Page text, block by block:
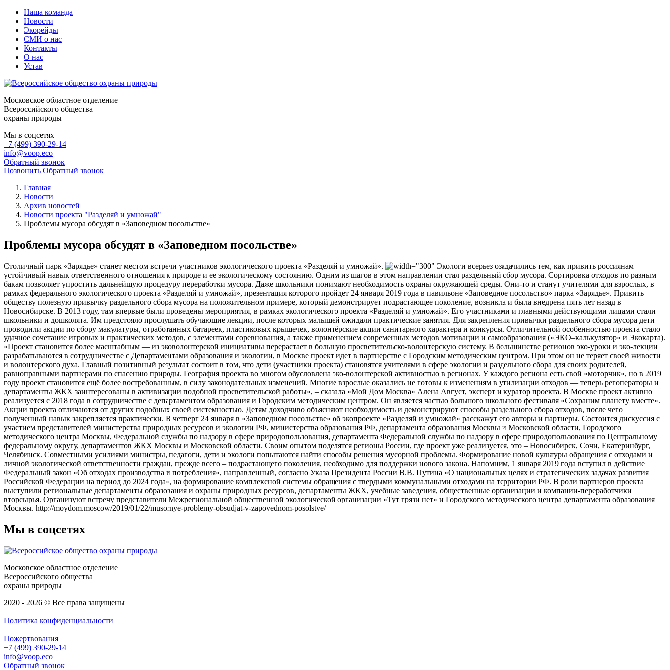
Наша команда
Новости
Экорейды
СМИ о нас
Контакты
О нас
Устав
Московское областное отделение
Всероссийского общества
охраны природы
Мы в соцсетях
+7 (499) 390-29-14
info@voop.eco
Обратный звонок
Позвонить Обратный звонок
Главная
Новости
Архив новостей
Новости проекта "Разделяй и умножай"
Проблемы мусора обсудят в «Заповедном посольстве»
Проблемы мусора обсудят в «Заповедном посольстве»
Столичный парк «Зарядье» станет местом встречи участников экологического проекта «Разделяй и умножай».
Экологи всерьез озадачились тем, как привить россиянам
устойчивый навык ответственного отношения к природе и ее экологическому состоянию. Одним из шагов в этом направлении стал раздельный сбор мусора. Сортировка отходов по разным
бакам позволяет упростить дальнейшую процедуру переработки мусора. Даже школьники понимают необходимость охраны окружающей среды. Они-то и станут учителями для взрослых, в
рамках федерального экологического проекта «Разделяй и умножай», презентация которого пройдет 24 января 2019 года в павильоне «Заповедное посольство» парка «Зарядье». Привить
обществу полезную привычку раздельного сбора мусора на положительном примере, который демонстрирует подрастающее поколение, возникла и была внедрена пять лет назад в
Новосибирске. В 2013 году, там впервые были проведены мероприятия, в рамках экологического проекта «Разделяй и умножай». Его участниками и главными действующими лицами стали
школьники и дошколята. Им предстояло прослушать обучающие лекции, после которых малышей ожидали практические занятия. Для закрепления привычки раздельного сбора мусора дети
проводили акции по сбору макулатуры, отработанных батареек, пластиковых крышечек, волонтёрские акции санитарного характера и конкурсы. Отличительной особенностью проекта стало
удачное сочетание игровых и практических методов, с элементами соревнования, а также применением современных методов мотивации и самообразования («ЭКО–калькулятор» и Экокарта).
«Проект становится более масштабным — из эковолонтерской инициативы перерастает в большую просветительско-волонтерскую систему. В большинстве регионов эко-уроки и эко-лекции
разрабатываются в сотрудничестве с Департаментами образования и экологии, в Москве проект идет в партнерстве с Городским методическим центром. При этом он не теряет своей живости
и волонтерского духа. Главный позитивный результат состоит в том, что дети (участники проекта) становятся учителями в сфере экологии и раздельного сбора для своих родителей,
равноправными партнерами по спасению природы. География проекта во многом обусловлена эко-волонтерской активностью в регионах. У каждого региона есть свой «моторчик», но в 2019
году проект становится ещё более востребованным, в силу законодательных изменений. Многие взрослые оказались не готовы к изменениям в утилизации отходов — теперь регоператоры и
департаменты ЖКХ заинтересованы в активизации подобной просветительской работы», – сказала «Мой Дом Москва» Алена Август, эксперт и куратор проекта. В Москве проект активно
реализуется с 2018 года в сотрудничестве с департаментом образования и Городским методическим центром. Он является частью большого школьного фестиваля «Сохраним планету вместе».
Акции проекта отличаются от других подобных своей системностью. Детям доходчиво объясняют необходимость и демонстрируют способы раздельного сбора отходов, после чего
полученный навык закрепляется практически. В четверг 24 января в «Заповедном посольстве» об экопроекте «Разделяй и умножай» расскажут его авторы и партнеры. Состоится дискуссия с
участием представителей министерства природных ресурсов и экологии РФ, министерства образования РФ, департамента образования Москвы и Московской области, Городского
методического центра Москвы, Федеральной службы по надзору в сфере природопользования, департамента Федеральной службы по надзору в сфере природопользования по Центральному
федеральному округу, департаментов ЖКХ Москвы и Московской области. Своим опытом поделятся регионы России, где проект уже реализуется, это – Новосибирск, Сочи, Екатеринбург,
Челябинск. Совместными усилиями министры, педагоги, дети и экологи попытаются найти способы решения мусорной проблемы. Формирование новой культуры обращения с отходами и
личной экологической ответственности граждан, прежде всего – подрастающего поколения, необходимо для поддержки нового закона. Напомним, 1 января 2019 года вступил в действие
Федеральный закон «Об отходах производства и потребления», направленный, согласно Указа Президента России В.В. Путина «О национальных целях и стратегических задачах развития
Российской Федерации на период до 2024 года», на формирование комплексной системы обращения с твердыми коммунальными отходами на территории РФ. В роли партнеров проекта
выступили региональные департаменты образования и охраны природных ресурсов, департаменты ЖКХ, учебные заведения, общественные организации и компании-переработчики
вторсырья. Организуют встречу представители Межрегиональной общественной экологической организации «Тут грязи нет» и Городского методического центра департамента образования
Москвы. http://moydom.moscow/2019/01/22/musornye-problemy-obsudjat-v-zapovednom-posolstve/
Мы в соцсетях
Московское областное отделение
Всероссийского общества
охраны природы
2020 - 2026 © Все права защищены
Политика конфиденциальности
Пожертвования
+7 (499) 390-29-14
info@voop.eco
Обратный звонок